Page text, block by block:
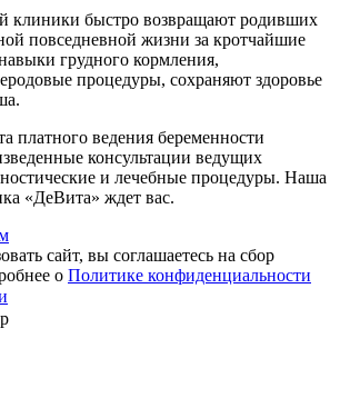
клиники быстро возвращают родивших
повседневной жизни за кротчайшие
грудного кормления,
процедуры, сохраняют здоровье
платного ведения беременности
консультации ведущих
и лечебные процедуры. Наша
«ДеВита» ждет вас.
сайт, вы соглашаетесь на сбор
о Политике конфиденциальности